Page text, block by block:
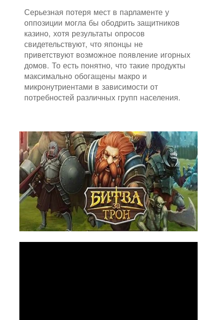
Серьезная потеря мест в парламенте у
оппозиции могла бы ободрить защитников
казино, хотя результаты опросов
свидетельствуют, что японцы не
приветствуют возможное появление игорных
домов. То есть понятно, что такие продукты
максимально обогащены макро и
микронутриентами в зависимости от
потребностей различных групп населения.